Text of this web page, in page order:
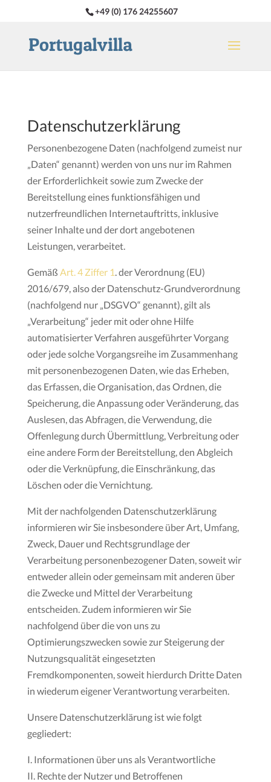
+49 (0) 176 24255607
Datenschutzerklärung
Personenbezogene Daten (nachfolgend zumeist nur
„Daten“ genannt) werden von uns nur im Rahmen
der Erforderlichkeit sowie zum Zwecke der
Bereitstellung eines funktionsfähigen und
nutzerfreundlichen Internetauftritts, inklusive
seiner Inhalte und der dort angebotenen
Leistungen, verarbeitet.
Gemäß Art. 4 Ziffer 1. der Verordnung (EU)
2016/679, also der Datenschutz-Grundverordnung
(nachfolgend nur „DSGVO“ genannt), gilt als
„Verarbeitung“ jeder mit oder ohne Hilfe
automatisierter Verfahren ausgeführter Vorgang
oder jede solche Vorgangsreihe im Zusammenhang
mit personenbezogenen Daten, wie das Erheben,
das Erfassen, die Organisation, das Ordnen, die
Speicherung, die Anpassung oder Veränderung, das
Auslesen, das Abfragen, die Verwendung, die
Offenlegung durch Übermittlung, Verbreitung oder
eine andere Form der Bereitstellung, den Abgleich
oder die Verknüpfung, die Einschränkung, das
Löschen oder die Vernichtung.
Mit der nachfolgenden Datenschutzerklärung
informieren wir Sie insbesondere über Art, Umfang,
Zweck, Dauer und Rechtsgrundlage der
Verarbeitung personenbezogener Daten, soweit wir
entweder allein oder gemeinsam mit anderen über
die Zwecke und Mittel der Verarbeitung
entscheiden. Zudem informieren wir Sie
nachfolgend über die von uns zu
Optimierungszwecken sowie zur Steigerung der
Nutzungsqualität eingesetzten
Fremdkomponenten, soweit hierdurch Dritte Daten
in wiederum eigener Verantwortung verarbeiten.
Unsere Datenschutzerklärung ist wie folgt
gegliedert:
I. Informationen über uns als Verantwortliche
II. Rechte der Nutzer und Betroffenen